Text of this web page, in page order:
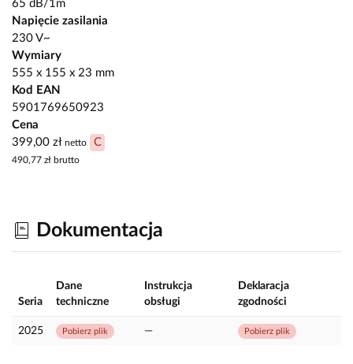
65 dB/1m
Napięcie zasilania
230 V~
Wymiary
555 x 155 x 23 mm
Kod EAN
5901769650923
Cena
399,00 zł netto C
490,77 zł brutto
Dokumentacja
Seria
Dane
techniczne
Instrukcja
obsługi
Deklaracja
zgodności
2025 Pobierz plik — Pobierz plik